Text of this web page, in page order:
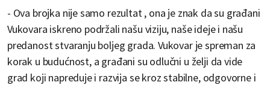
- Ova brojka nije samo rezultat , ona je znak da su građani
Vukovara iskreno podržali našu viziju, naše ideje i našu
predanost stvaranju boljeg grada. Vukovar je spreman za
korak u budućnost, a građani su odlučni u želji da vide
grad koji napreduje i razvija se kroz stabilne, odgovorne i